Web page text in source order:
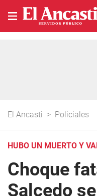
El Ancasti > Policiales
HUBO UN MUERTO Y
Choque
Salcedo